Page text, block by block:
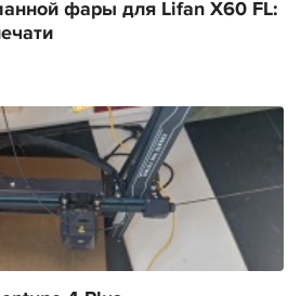
фары для Lifan X60 FL: